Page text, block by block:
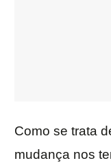
Como se trata
mudança nos